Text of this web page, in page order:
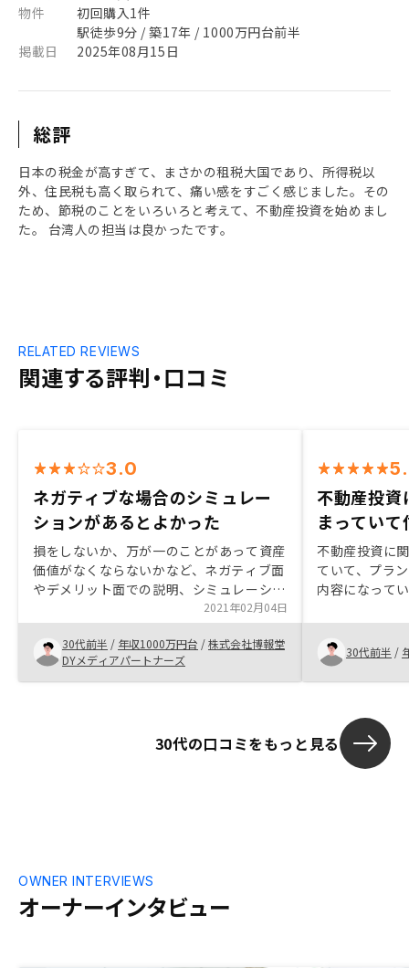
物件
初回購入1件
駅徒歩9分 / 築17年 / 1000万円台前半
掲載日
2025年08月15日
総評
日本の税金が高すぎて、まさかの租税大国であり、所得税以
外、住民税も高く取られて、痛い感をすごく感じました。その
ため、節税のことをいろいろと考えて、不動産投資を始めまし
た。 台湾人の担当は良かったです。
関連する評判・口コミ
RELATED REVIEWS
3.0
ネガティブな場合のシミュレー
ションがあるとよかった
損をしないか、万が一のことがあって資産
価値がなくならないかなど、ネガティブ面
やデメリット面での説明、シミュレーショ
ンが欲しかった損をしないか、万が一のこ
とがあって資産価値がなくならないかな
ど、ネガティブ面やデメリット面での説
明、シミュレーションが欲しかった
2021年02月04日
30代前半 / 年収1000万円台 /株式会社博報堂
DYメディアパートナーズ
不動産投資
まってい
不動産投資に
ていて、プラ
内容になって
ろいろ兼ね合
ないと思いま
がかなりあっ
れる。少しで
30代前半 /
30代の口コミをもっと見る
オーナーインタビュー
OWNER INTERVIEWS